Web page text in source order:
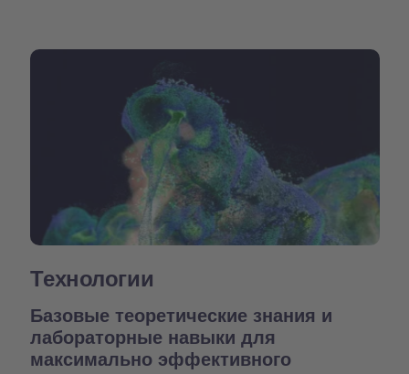
Технологии
Базовые теоретические знания и
лабораторные навыки для
максимально эффективного